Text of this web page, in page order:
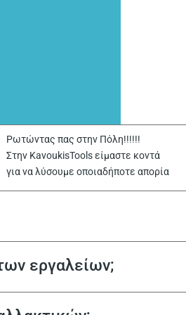
Ρωτώντας πας στην Πόλη!!!!!!
Στην KavoukisTools είμαστε κοντά
για να λύσουμε οποιαδήποτε απορία
εργαλείων;